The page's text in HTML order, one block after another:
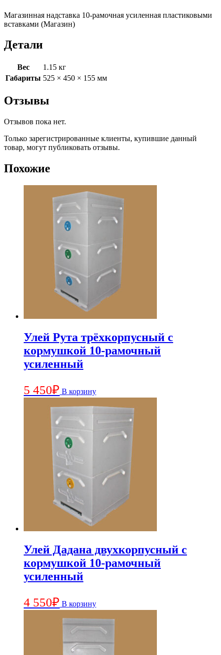
Магазинная надставка 10-рамочная усиленная пластиковыми
вставками (Магазин)
Детали
Вес
1.15 кг
Габариты 525 × 450 × 155 мм
Отзывы
Отзывов пока нет.
Только зарегистрированные клиенты, купившие данный
товар, могут публиковать отзывы.
Похожие
Улей Рута трёхкорпусный с
кормушкой 10-рамочный
усиленный
5 450₽ В корзину
Улей Дадана двухкорпусный с
кормушкой 10-рамочный
усиленный
4 550₽ В корзину